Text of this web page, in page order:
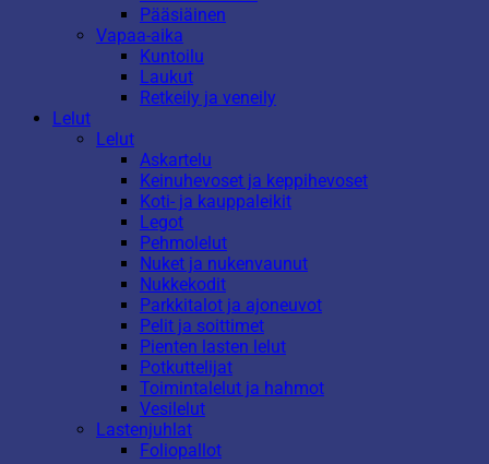
Pääsiäinen
Vapaa-aika
Kuntoilu
Laukut
Retkeily ja veneily
Lelut
Lelut
Askartelu
Keinuhevoset ja keppihevoset
Koti- ja kauppaleikit
Legot
Pehmolelut
Nuket ja nukenvaunut
Nukkekodit
Parkkitalot ja ajoneuvot
Pelit ja soittimet
Pienten lasten lelut
Potkuttelijat
Toimintalelut ja hahmot
Vesilelut
Lastenjuhlat
Foliopallot